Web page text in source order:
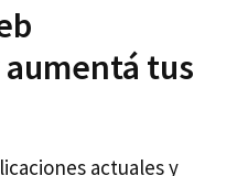
tus
actuales y